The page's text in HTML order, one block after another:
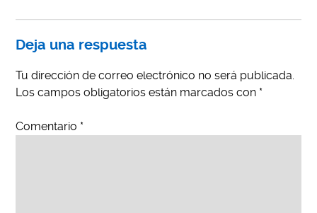
Deja una respuesta
Tu dirección de correo electrónico no será publicada.
Los campos obligatorios están marcados con *
Comentario *